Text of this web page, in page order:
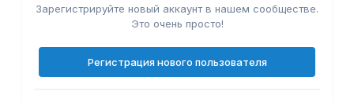
Зарегистрируйте новый аккаунт в нашем сообществе.
Это очень просто!
Регистрация нового пользователя